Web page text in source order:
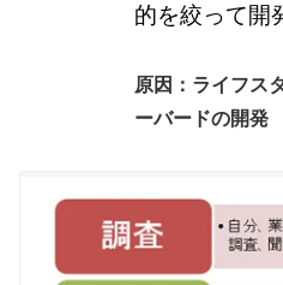
的を絞って開
原因：ライフス
ーバードの開発